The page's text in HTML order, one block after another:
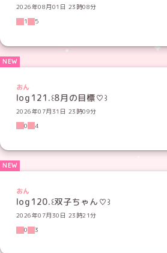
2026年08月01日 23時08分
1
5
おん
log121.꒰8月の目標♡꒱
2026年07月31日 23時09分
0
4
おん
log120.꒰双子ちゃん♡꒱
2026年07月30日 23時21分
0
3